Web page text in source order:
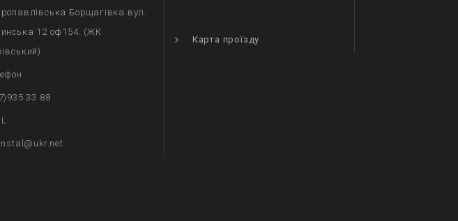
Борщагівка вул.
12 оф154. (ЖК
:
33 88
:
Карта проїзду